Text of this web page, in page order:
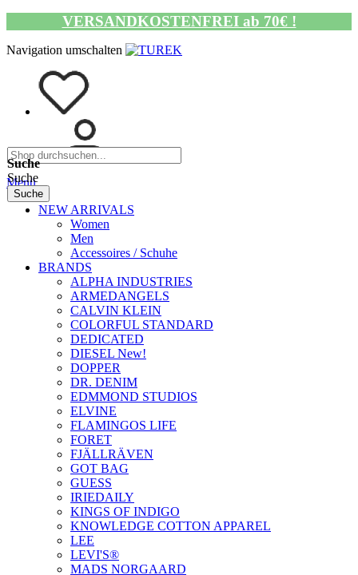
VERSANDKOSTENFREI ab 70€ !
Navigation umschalten
Suche
Suche
Suche
Menü
NEW ARRIVALS
Women
Men
Accessoires / Schuhe
BRANDS
ALPHA INDUSTRIES
ARMEDANGELS
CALVIN KLEIN
COLORFUL STANDARD
DEDICATED
DIESEL New!
DOPPER
DR. DENIM
EDMMOND STUDIOS
ELVINE
FLAMINGOS LIFE
FORET
FJÄLLRÄVEN
GOT BAG
GUESS
IRIEDAILY
KINGS OF INDIGO
KNOWLEDGE COTTON APPAREL
LEE
LEVI'S®
MADS NORGAARD